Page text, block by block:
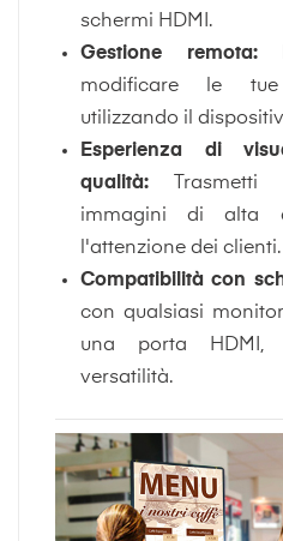
schermi HDMI.
Gestione remota:
modificare le
utilizzando il
Esperienza di
qualità:Trasmetti
immagini di alta
l'attenzione dei clienti.
Compatibilità con
con qualsiasi
una porta HDMI,
versatilità.